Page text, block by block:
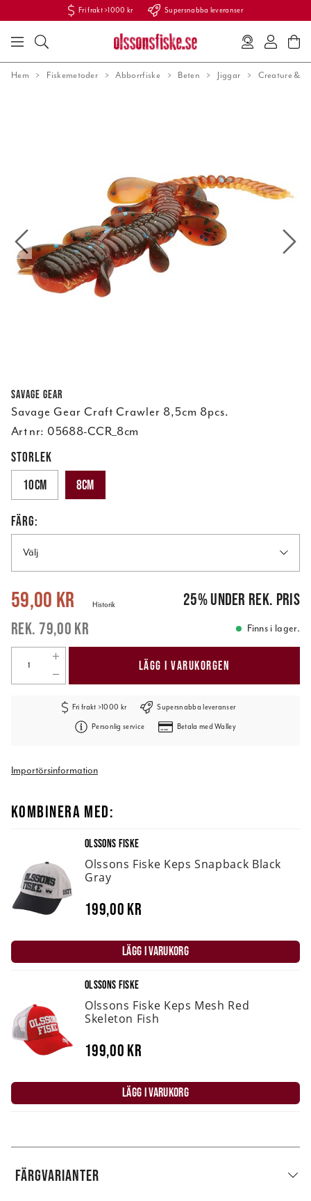
Fri frakt >1000 kr Supersnabba leveranser
Hem Fiskemetoder Abborrfiske Beten Jiggar Creature &
Savage Gear
Savage Gear Craft Crawler 8,5cm 8pcs.
Art nr: 05688-CCR_8cm
STORLEK
10cm
8cm
FÄRG:
Välj
Nuvarande pris: 79,00 kr
59,00 kr
79,00 kr
Historik 25%under rek. pris
Finns i lager.
LÄGG I VARUKORGEN
Fri frakt >1000 kr Supersnabba leveranser
Personlig service Betala med Walley
Importörsinformation
KOMBINERA MED:
OLSSONS FISKE
Olssons Fiske Keps Snapback Black
Gray
199,00 kr
LÄGG I VARUKORG
OLSSONS FISKE
Olssons Fiske Keps Mesh Red
Skeleton Fish
199,00 kr
LÄGG I VARUKORG
FÄRGVARIANTER